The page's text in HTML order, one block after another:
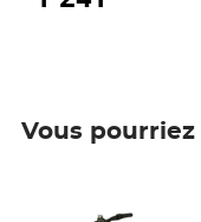
Vous